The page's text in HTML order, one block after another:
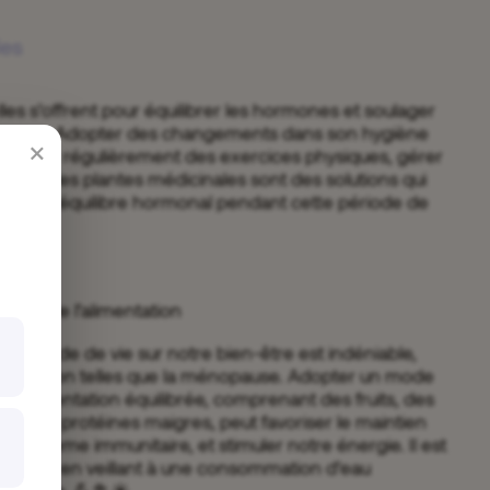
s’offrent pour équilibrer les hormones et soulager
Adopter des changements dans son hygiène
régulièrement des exercices physiques, gérer
des plantes médicinales sont des solutions qui
un équilibre hormonal pendant cette période de
et de l’alimentation
du mode de vie sur notre bien-être est indéniable,
telles que la ménopause. Adopter un mode
alimentation équilibrée, comprenant des fruits, des
et des protéines maigres, peut favoriser le maintien
le système immunitaire, et stimuler notre énergie. Il est
en veillant à une consommation d’eau
×